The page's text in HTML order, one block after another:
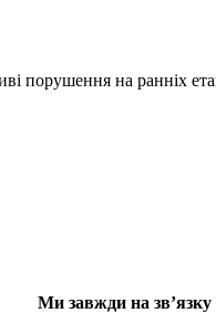
на ранніх
Ми завжди на зв’язку